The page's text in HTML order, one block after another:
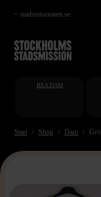
Hoppa
till
< stadsmissionen.se
REA DAM
Start Shop Dam